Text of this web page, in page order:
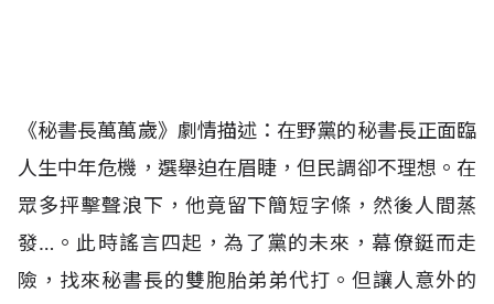
《秘書長萬萬歲》劇情描述：在野黨的秘書長正面臨
人生中年危機，選舉迫在眉睫，但民調卻不理想。在
眾多抨擊聲浪下，他竟留下簡短字條，然後人間蒸
發…。此時謠言四起，為了黨的未來，幕僚鋌而走
險，找來秘書長的雙胞胎弟弟代打。但讓人意外的